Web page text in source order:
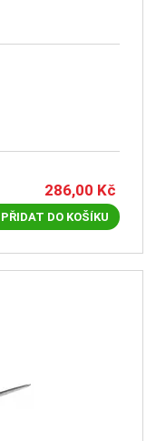
286,00 Kč
PŘIDAT DO KOŠÍKU